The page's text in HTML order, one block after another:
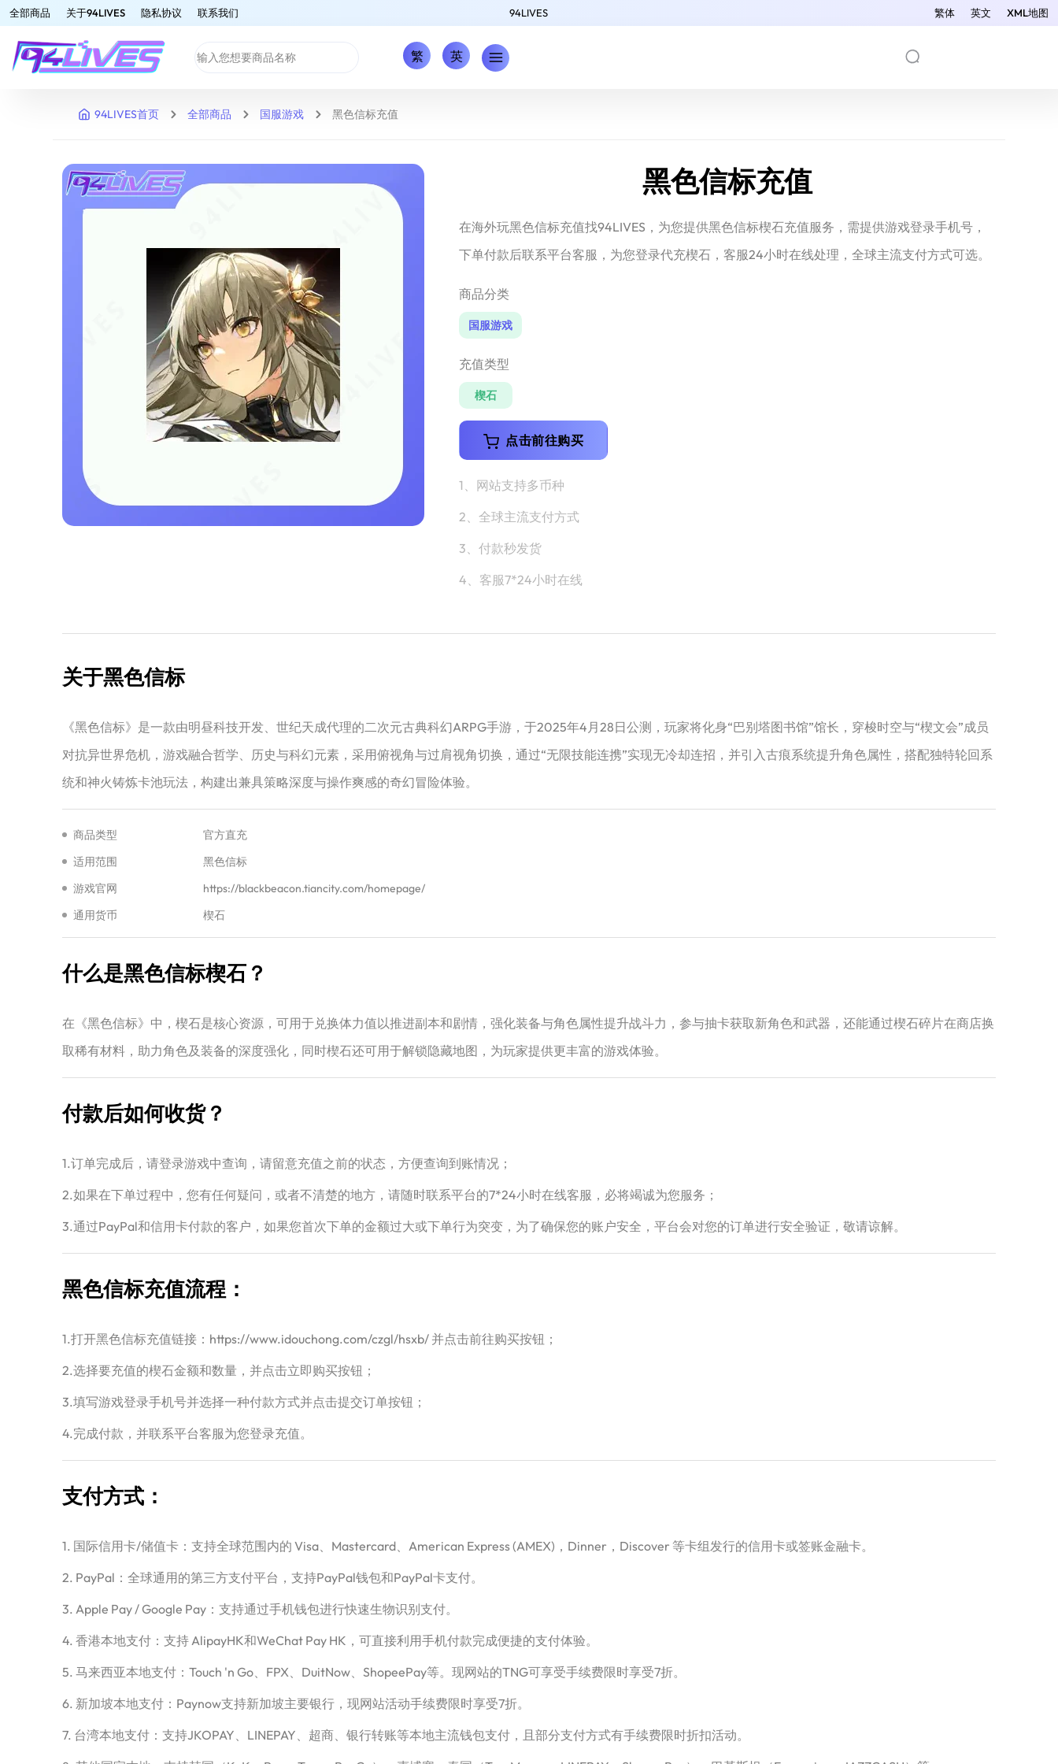
全部商品 关于94LIVES 隐私协议 联系我们 94LIVES 繁体 英文 XML地图
繁 英
94LIVES首页 全部商品 国服游戏 黑色信标充值
黑色信标充值
在海外玩黑色信标充值找94LIVES，为您提供黑色信标楔石充值服务，需提供游戏登录手机号，
下单付款后联系平台客服，为您登录代充楔石，客服24小时在线处理，全球主流支付方式可选。
商品分类
国服游戏
充值类型
楔石
点击前往购买
1、网站支持多币种
2、全球主流支付方式
3、付款秒发货
4、客服7*24小时在线
关于黑色信标
《黑色信标》是一款由明昼科技开发、世纪天成代理的二次元古典科幻ARPG手游，于2025年4月28日公测，玩家将化身“巴别塔图书馆”馆长，穿梭时空与“楔文会”成员
对抗异世界危机，游戏融合哲学、历史与科幻元素，采用俯视角与过肩视角切换，通过“无限技能连携”实现无冷却连招，并引入古痕系统提升角色属性，搭配独特轮回系
统和神火铸炼卡池玩法，构建出兼具策略深度与操作爽感的奇幻冒险体验。
商品类型
官方直充
适用范围
黑色信标
游戏官网
https://blackbeacon.tiancity.com/homepage/
通用货币
楔石
什么是黑色信标楔石？
在《黑色信标》中，楔石是核心资源，可用于兑换体力值以推进副本和剧情，强化装备与角色属性提升战斗力，参与抽卡获取新角色和武器，还能通过楔石碎片在商店换
取稀有材料，助力角色及装备的深度强化，同时楔石还可用于解锁隐藏地图，为玩家提供更丰富的游戏体验。
付款后如何收货？
1.订单完成后，请登录游戏中查询，请留意充值之前的状态，方便查询到账情况；
2.如果在下单过程中，您有任何疑问，或者不清楚的地方，请随时联系平台的7*24小时在线客服，必将竭诚为您服务；
3.通过PayPal和信用卡付款的客户，如果您首次下单的金额过大或下单行为突变，为了确保您的账户安全，平台会对您的订单进行安全验证，敬请谅解。
黑色信标充值流程：
1.打开黑色信标充值链接：https://www.idouchong.com/czgl/hsxb/ 并点击前往购买按钮；
2.选择要充值的楔石金额和数量，并点击立即购买按钮；
3.填写游戏登录手机号并选择一种付款方式并点击提交订单按钮；
4.完成付款，并联系平台客服为您登录充值。
支付方式：
1. 国际信用卡/储值卡：支持全球范围内的 Visa、Mastercard、American Express (AMEX)，Dinner，Discover 等卡组发行的信用卡或签账金融卡。
2. PayPal：全球通用的第三方支付平台，支持PayPal钱包和PayPal卡支付。
3. Apple Pay / Google Pay：支持通过手机钱包进行快速生物识别支付。
4. 香港本地支付：支持 AlipayHK和WeChat Pay HK，可直接利用手机付款完成便捷的支付体验。
5. 马来西亚本地支付：Touch 'n Go、FPX、DuitNow、ShopeePay等。现网站的TNG可享受手续费限时享受7折。
6. 新加坡本地支付：Paynow支持新加坡主要银行，现网站活动手续费限时享受7折。
7. 台湾本地支付：支持JKOPAY、LINEPAY、超商、银行转账等本地主流钱包支付，且部分支付方式有手续费限时折扣活动。